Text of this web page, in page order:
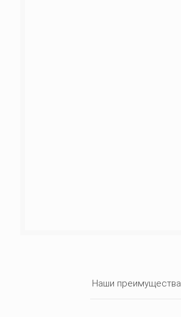
Наши преимущества